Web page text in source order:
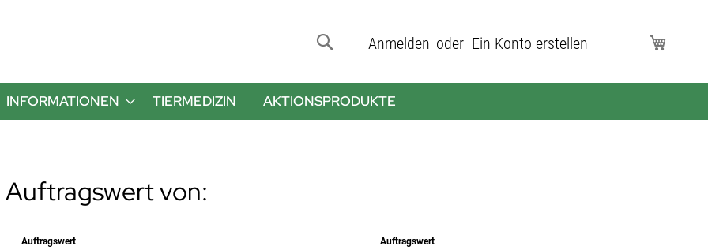
Direkt
Inhalt
Anmelden Ein Konto erstellen
INFORMATIONEN TIERMEDIZIN AKTIONSPRODUKTE
von:
Auftragswert Auftragswert